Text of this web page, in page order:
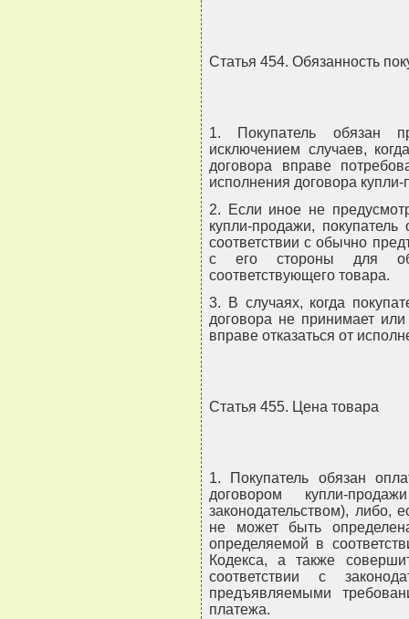
Статья 454. Обязанность
1. Покупатель обязан
исключением случаев,
договора вправе
исполнения договора
2. Если иное не
купли-продажи,
соответствии с обычно
с его стороны для
соответствующего товара.
3. В случаях, когда
договора не принимает
вправе отказаться от
Статья 455. Цена товара
1. Покупатель обязан
договором купли-
законодательством), либо,
не может быть
определяемой в
Кодекса, а также
соответствии с
предъявляемыми
платежа.